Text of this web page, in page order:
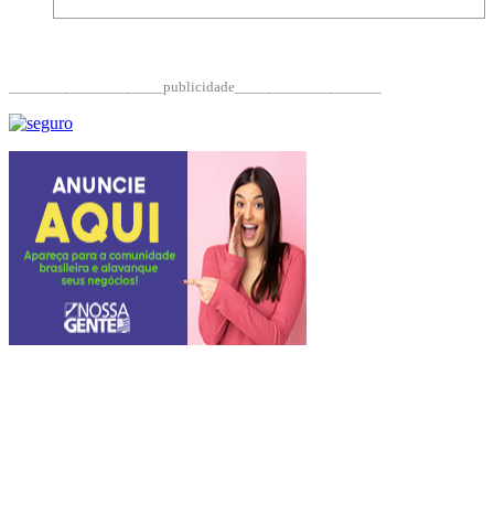
____________________publicidade___________________